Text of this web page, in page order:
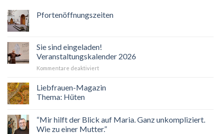
Pfortenöffnungszeiten
Sie sind eingeladen!
Veranstaltungskalender 2026
Kommentare deaktiviertfür
sind
eingeladen!
Liebfrauen-Magazin
Thema: Hüten
“Mir hilft der Blick auf Maria. Ganz unkompliziert.
Wie zu einer Mutter.”